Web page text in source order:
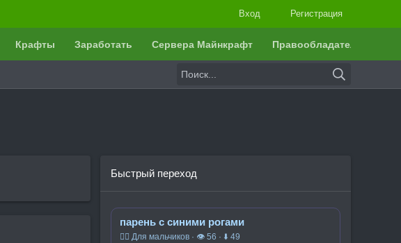
Вход Регистрация
Крафты Заработать Сервера Майнкрафт Правообладателям
Быстрый переход
парень с синими рогами
🧍‍♂️ Для мальчиков · 👁 56 · ⬇ 49